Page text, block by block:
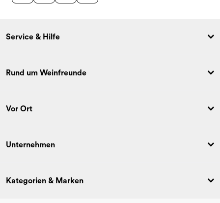
Service & Hilfe
Rund um Weinfreunde
Vor Ort
Unternehmen
Kategorien & Marken